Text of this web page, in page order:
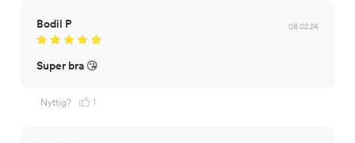
Bodil P 08.02.24
Super bra 😘
Nyttig? 1